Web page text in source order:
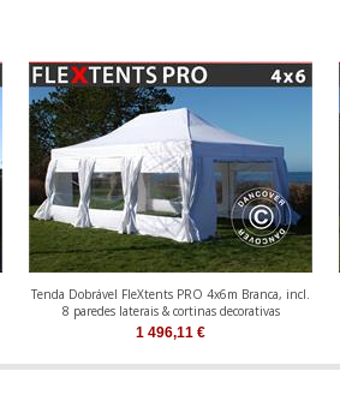
Tenda Dobrável FleXtents PRO 4x6m Branca, incl.
8 paredes laterais & cortinas decorativas
1 496,11 €